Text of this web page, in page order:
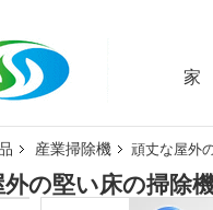
家
産業掃除機 頑丈な屋外
の堅い床の掃除